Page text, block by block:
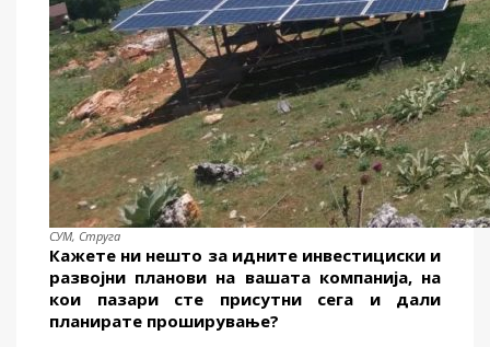
СУМ, Струга
Кажете ни нешто за идните инвестициски и
развојни планови на вашата компанија, на
кои пазари сте присутни сега и дали
планирате проширување?